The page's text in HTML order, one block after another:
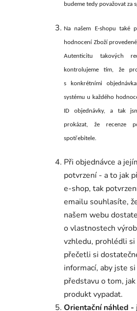
budeme tedy považovat za
Na našem E-shopu také
hodnocení Zboží
Autenticitu takových
kontrolujeme tím, že
s konkrétními
systému u každého
ID objednávky, a tak
prokázat, že recenze
spotřebitele.
Při objednávce a
potvrzení - a to jak
e-shop, tak
emailu souhlasíte,
našem webu
o vlastnostech
vzhledu, prohlédli
přečetli si
informací, aby jste
představu o tom,
produkt vypadat.
Orientační náhled -